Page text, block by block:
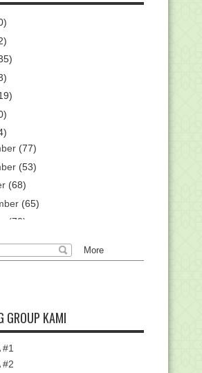
(77)
(53)
(68)
(65)
(70)
Fasilitasi Empat Siswa
Validasi Penerjemahan Al-
Bahasa Ben...
1 Pekanbaru Raih Juara
Astrono...
GROUP KAMI
#2